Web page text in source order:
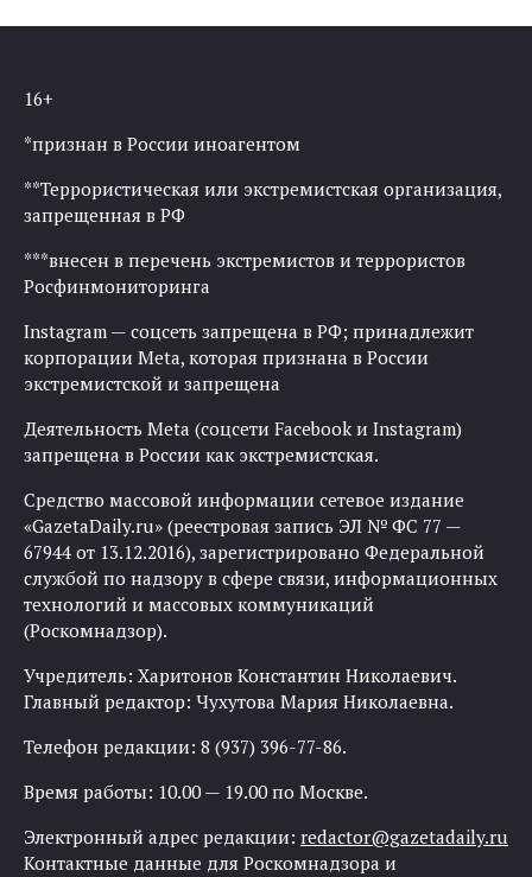
16+
*признан в России иноагентом
**Террористическая или экстремистская организация,
запрещенная в РФ
***внесен в перечень экстремистов и террористов
Росфинмониторинга
Instagram — соцсеть запрещена в РФ; принадлежит
корпорации Meta, которая признана в России
экстремистской и запрещена
Деятельность Meta (соцсети Facebook и Instagram)
запрещена в России как экстремистская.
Средство массовой информации сетевое издание
«GazetaDaily.ru» (реестровая запись ЭЛ № ФС 77 —
67944 от 13.12.2016), зарегистрировано Федеральной
службой по надзору в сфере связи, информационных
технологий и массовых коммуникаций
(Роскомнадзор).
Учредитель: Харитонов Константин Николаевич.
Главный редактор: Чухутова Мария Николаевна.
Телефон редакции: 8 (937) 396-77-86.
Время работы: 10.00 — 19.00 по Москве.
Электронный адрес редакции: redactor@gazetadaily.ru
Контактные данные для Роскомнадзора и